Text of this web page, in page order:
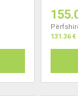
131.36